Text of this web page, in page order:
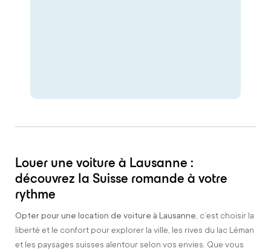
Louer une voiture à Lausanne :
découvrez la Suisse romande à votre
rythme
Opter pour une location de voiture à Lausanne, c’est choisir la
liberté et le confort pour explorer la ville, les rives du lac Léman
et les paysages suisses alentour selon vos envies. Que vous